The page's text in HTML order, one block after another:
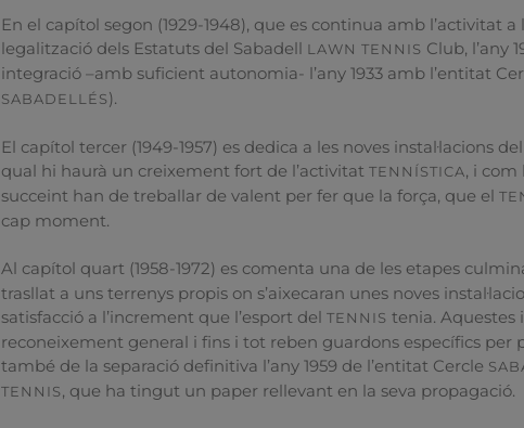
En el capítol segon (1929-1948), que es continua amb l’activitat
legalització dels Estatuts del Sabadell LAWN TENNIS Club, l’any
integració –amb suficient autonomia- l’any 1933 amb l’entitat
SABADELLÉS).
El capítol tercer (1949-1957) es dedica a les noves instal·lacions
qual hi haurà un creixement fort de l’activitat TENNÍSTICA, i com
succeint han de treballar de valent per fer que la força, que el
cap moment.
Al capítol quart (1958-1972) es comenta una de les etapes
trasllat a uns terrenys propis on s’aixecaran unes noves
satisfacció a l’increment que l’esport del TENNIS tenia. Aquestes
reconeixement general i fins i tot reben guardons específics per
també de la separació definitiva l’any 1959 de l’entitat Cercle
TENNIS, que ha tingut un paper rellevant en la seva propagació.